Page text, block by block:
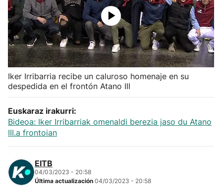
Herri-kirolak
Balonmano
Kirolak 360
Atletismo
Carreras de montaña
"Helmuga"
Iker Irribarria recibe un caluroso homenaje en su
despedida en el frontón Atano III
Euskaraz irakurri:
Bideoa: Iker Irribarriak omenaldi berezia jaso du Atano
III.a frontoian
EITB
04/03/2023 - 20:58
Última actualización 04/03/2023 - 20:58